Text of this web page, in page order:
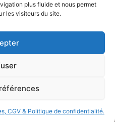
plus fluide et nous permet
les visiteurs du site.
CGV & Politique de confidentialité.